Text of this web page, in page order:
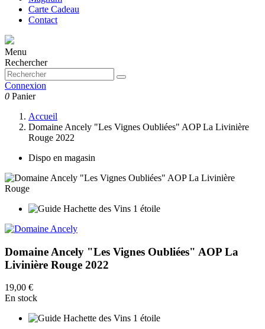
Carte Cadeau
Contact
Menu
Rechercher
Connexion
0 Panier
Accueil
Domaine Ancely "Les Vignes Oubliées" AOP La Livinière
Rouge 2022
Dispo en magasin
Domaine Ancely "Les Vignes Oubliées" AOP La
Livinière Rouge 2022
19,00 €
En stock